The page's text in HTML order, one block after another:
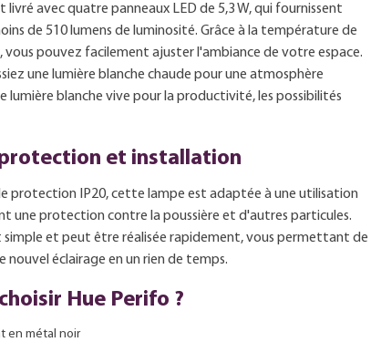
livré avec quatre panneaux LED de 5,3 W, qui fournissent
de 510 lumens de luminosité. Grâce à la température de
vous pouvez facilement ajuster l'ambiance de votre espace.
une lumière blanche chaude pour une atmosphère
lumière blanche vive pour la productivité, les possibilités
protection et installation
protection IP20, cette lampe est adaptée à une utilisation
une protection contre la poussière et d'autres particules.
simple et peut être réalisée rapidement, vous permettant de
éclairage en un rien de temps.
Hue Perifo ?
en métal noir